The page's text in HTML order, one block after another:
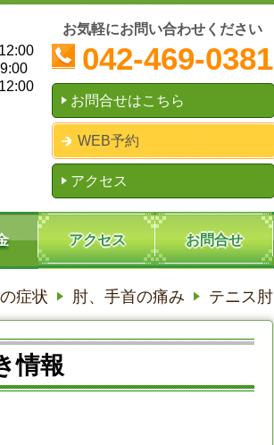
お気軽にお問い合わせください
042-469-0381
お問合せはこちら
WEB予約
アクセス
アクセス お問合せ
症状 肘、手首の痛み テニス肘
情報